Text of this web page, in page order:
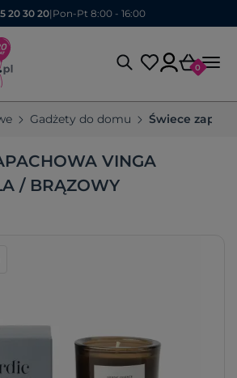
20 30 20| Pon-Pt 8:00 - 16:00
0
Gadżety do domu Świece
VINGA
/ BRĄZOWY